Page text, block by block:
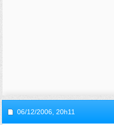
06/12/2006, 20h11